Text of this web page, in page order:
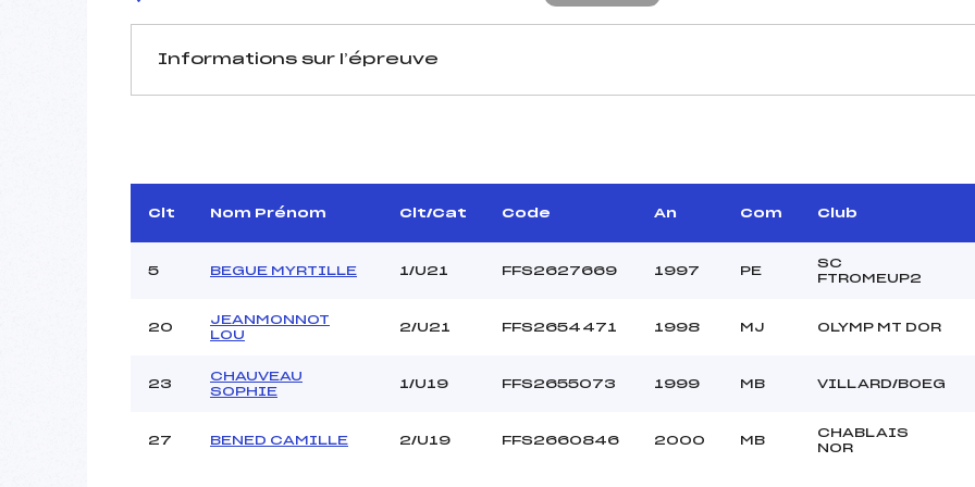
Informations sur l’épreuve
D.T Adjoint :
–
Dir. Epreuve :
–
Distance :
Point Haut :
Montée Max. :
Pénalité appliquée :
8.7700
Clt Nom Prénom Clt/Cat Code An Com Club
5 BEGUE MYRTILLE 1/U21 FFS2627669 1997 PE
SC
FTROMEUP2
20
JEANMONNOT
LOU
2/U21 FFS2654471 1998 MJ OLYMP MT DOR
23
CHAUVEAU
SOPHIE
1/U19 FFS2655073 1999 MB VILLARD/BOEG
27 BENED CAMILLE 2/U19 FFS2660846 2000 MB
CHABLAIS
NOR